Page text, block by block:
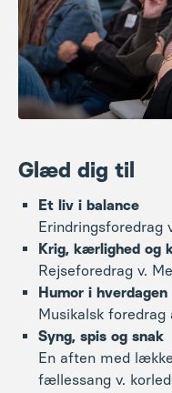
Glæd dig til
Et liv i balance
Erindringsforedrag
Krig, kærlighed og
Rejseforedrag v.
Musikalsk foredrag
Syng, spis og snak
En aften med
fællessang v.
Udflugt til Lindely
Smukke vandreture